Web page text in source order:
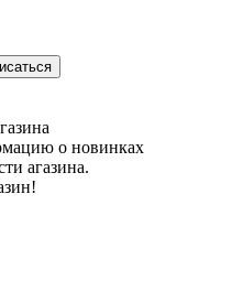
о новинках
агазина.